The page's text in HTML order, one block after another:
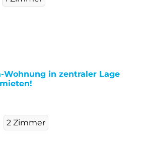
Wohnung in zentraler Lage
2 Zimmer